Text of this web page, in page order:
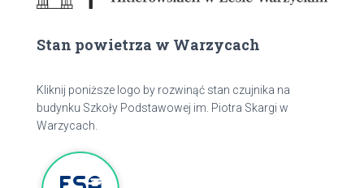
Stan powietrza w Warzycach
Kliknij poniższe logo by rozwinąć stan czujnika na
budynku Szkoły Podstawowej im. Piotra Skargi w
Warzycach.